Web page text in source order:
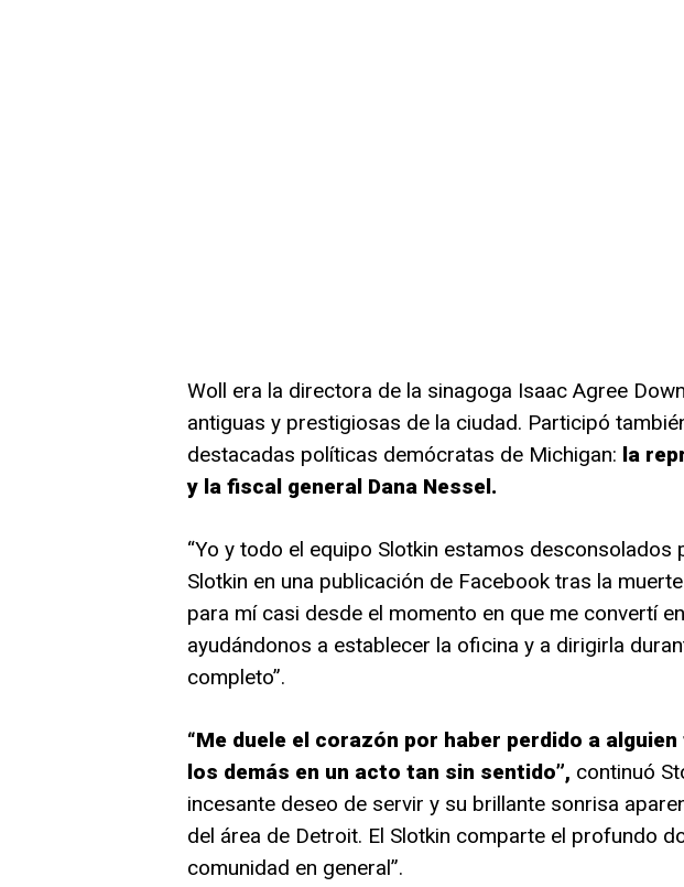
Woll era la directora de la sinagoga Isaac Agree
antiguas y prestigiosas de la ciudad. Participó
destacadas políticas demócratas de Michigan: la
y la fiscal general Dana Nessel.
“Yo y todo el equipo Slotkin estamos desconsolados
Slotkin en una publicación de Facebook tras la
para mí casi desde el momento en que me convertí
ayudándonos a establecer la oficina y a dirigirla
completo”.
“Me duele el corazón por haber perdido a
los demás en un acto tan sin sentido”, continuó
incesante deseo de servir y su brillante sonrisa
del área de Detroit. El Slotkin comparte el profundo
comunidad en general”.